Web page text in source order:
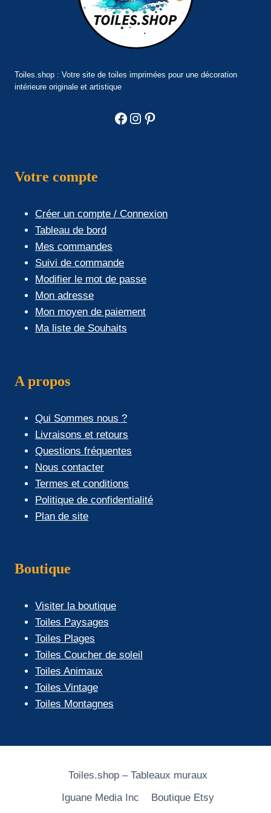
Toiles.shop : Votre site de toiles imprimées pour une décoration
intérieure originale et artistique
Facebook
Instagram
Pinterest
Votre compte
Créer un compte / Connexion
Tableau de bord
Mes commandes
Suivi de commande
Modifier le mot de passe
Mon adresse
Mon moyen de paiement
Ma liste de Souhaits
A propos
Qui Sommes nous ?
Livraisons et retours
Questions fréquentes
Nous contacter
Termes et conditions
Politique de confidentialité
Plan de site
Boutique
Visiter la boutique
Toiles Paysages
Toiles Plages
Toiles Coucher de soleil
Toiles Animaux
Toiles Vintage
Toiles Montagnes
Toiles.shop – Tableaux muraux
Iguane Media Inc
Boutique Etsy